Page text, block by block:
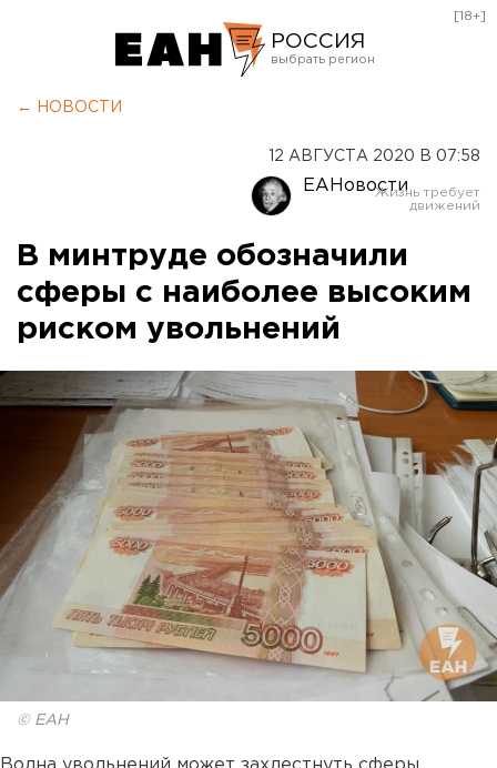
РОССИЯ
Оренбург
[18+]
← НОВОСТИ
12 АВГУСТА 2020 В 07:58
ЕАНовости
В минтруде обозначили
сферы с наиболее высоким
риском увольнений
© ЕАН